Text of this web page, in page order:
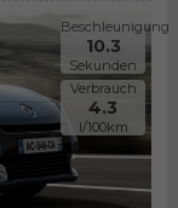
Beschleunigung
10.3
Sekunden
Verbrauch
4.3
l/100km